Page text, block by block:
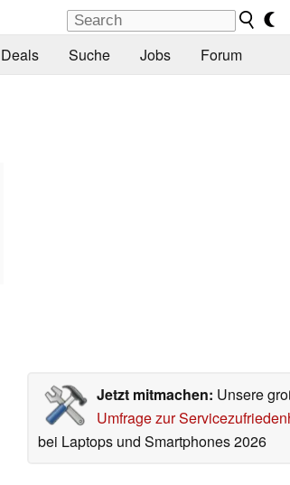
Deals Suche Jobs Forum
Jetzt mitmachen: Unsere
Umfrage zur
bei Laptops und Smartphones 2026